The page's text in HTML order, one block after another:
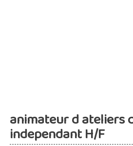
animateur d ateliers
independant H/F